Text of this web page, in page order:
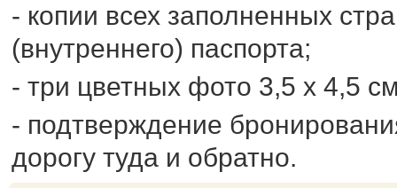
- копии всех заполненных
(внутреннего) паспорта;
- три цветных фото 3,5 х 4,5
- подтверждение
дорогу туда и обратно.